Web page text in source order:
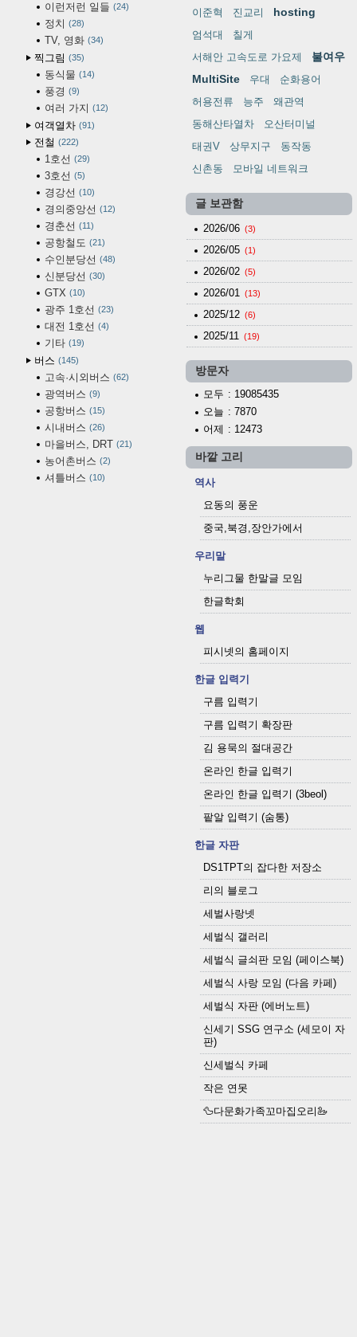
이런저런 일들 24
정치 28
TV, 영화 34
찍그림 35
동식물 14
풍경 9
여러 가지 12
여객열차 91
전철 222
1호선 29
3호선 5
경강선 10
경의중앙선 12
경춘선 11
공항철도 21
수인분당선 48
신분당선 30
GTX 10
광주 1호선 23
대전 1호선 4
기타 19
버스 145
고속·시외버스 62
광역버스 9
공항버스 15
시내버스 26
마을버스, DRT 21
농어촌버스 2
셔틀버스 10
이준혁 진교리 hosting
엄석대
칠게
서해안 고속도로 가요제
불여우
MultiSite
우대
순화용어
허용전류
능주
왜관역
동해산타열차
오산터미널
태권V
상무지구
동작동
신촌동
모바일 네트워크
글 보관함
2026/06 (3)
2026/05 (1)
2026/02 (5)
2026/01 (13)
2025/12 (6)
2025/11 (19)
방문자
모두 : 19085435
오늘 : 7870
어제 : 12473
바깥 고리
역사
요동의 풍운
중국,북경,장안가에서
우리말
누리그물 한말글 모임
한글학회
웹
피시넷의 홈페이지
한글 입력기
구름 입력기
구름 입력기 확장판
김 용묵의 절대공간
온라인 한글 입력기
온라인 한글 입력기 (3beol)
팥알 입력기 (숨통)
한글 자판
DS1TPT의 잡다한 저장소
리의 블로그
세벌사랑넷
세벌식 갤러리
세벌식 글쇠판 모임 (페이스북)
세벌식 사랑 모임 (다음 카페)
세벌식 자판 (에버노트)
신세기 SSG 연구소 (세모이 자
판)
신세벌식 카페
작은 연못
🦆다문화가족꼬마집오리🦢